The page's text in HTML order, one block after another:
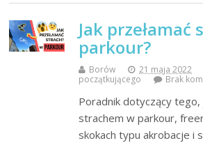
Jak przełamać
parkour?
Borów 21 maja 2022
początkującego
Brak
Poradnik dotyczący
strachem w parkour,
skokach typu akrobacje i